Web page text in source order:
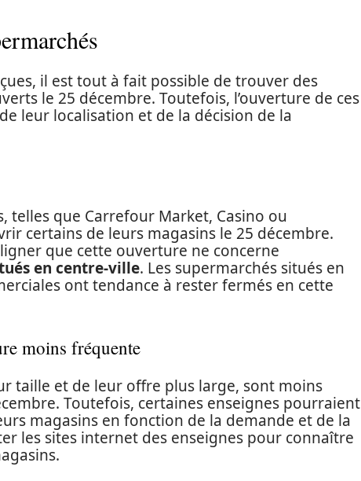
il est tout à fait possible de trouver des
le 25 décembre. Toutefois, l’ouverture de ces
leur localisation et de la décision de la
telles que Carrefour Market, Casino ou
certains de leurs magasins le 25 décembre.
que cette ouverture ne concerne
en centre-ville. Les supermarchés situés en
ont tendance à rester fermés en cette
moins fréquente
taille et de leur offre plus large, sont moins
Toutefois, certaines enseignes pourraient
magasins en fonction de la demande et de la
les sites internet des enseignes pour connaître